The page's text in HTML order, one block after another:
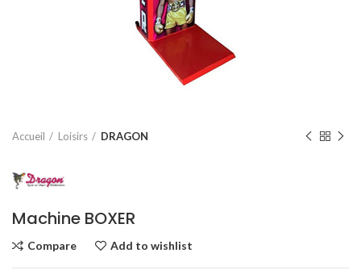
Accueil Loisirs DRAGON
Machine BOXER
Compare Add to wishlist